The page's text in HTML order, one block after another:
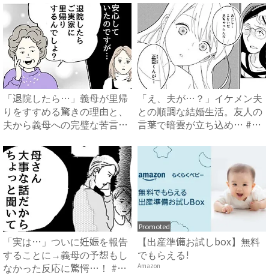
「退院したら…」義母が里帰
りをすすめる驚きの理由と、
夫から義母への完璧な苦言
「え、夫が…？」イケメン夫
との順調な結婚生活。友人の
言葉で暗雲が立ち込め… #
「実は…」ついに妊娠を報告
することに→義母の予想もし
なかった反応に驚愕…！ #
Promoted
【出産準備お試しbox】無料
でもらえる!
Amazon